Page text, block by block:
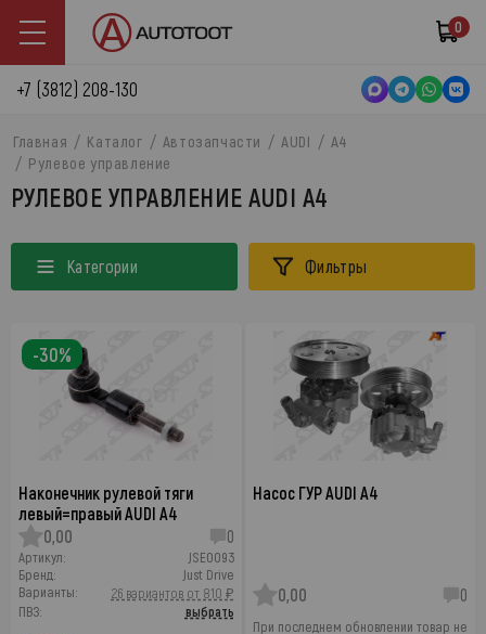
0
+7 (3812) 208-130
Главная Каталог Автозапчасти AUDI
A4
Рулевое управление
РУЛЕВОЕ УПРАВЛЕНИЕ AUDI A4
Категории Фильтры
Наконечник рулевой тяги
левый=правый AUDI A4
0,00
0
Артикул:
JSE0093
Бренд:
Just Drive
Варианты:
26 вариантов от 810 ₽
ПВЗ:
выбрать
-30%
Насос ГУР AUDI A4
0,00 0
При последнем обновлении товар не